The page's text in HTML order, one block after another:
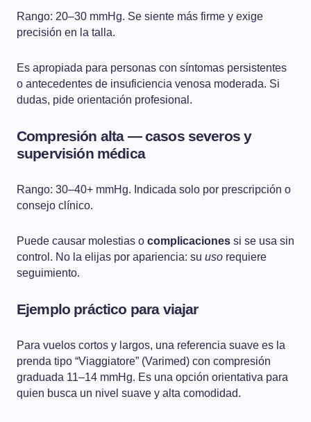
Rango: 20–30 mmHg. Se siente más firme y exige
precisión en la talla.
Es apropiada para personas con síntomas persistentes
o antecedentes de insuficiencia venosa moderada. Si
dudas, pide orientación profesional.
Compresión alta — casos severos y
supervisión médica
Rango: 30–40+ mmHg. Indicada solo por prescripción o
consejo clínico.
Puede causar molestias o complicaciones si se usa sin
control. No la elijas por apariencia: su uso requiere
seguimiento.
Ejemplo práctico para viajar
Para vuelos cortos y largos, una referencia suave es la
prenda tipo “Viaggiatore” (Varimed) con compresión
graduada 11–14 mmHg. Es una opción orientativa para
quien busca un nivel suave y alta comodidad.